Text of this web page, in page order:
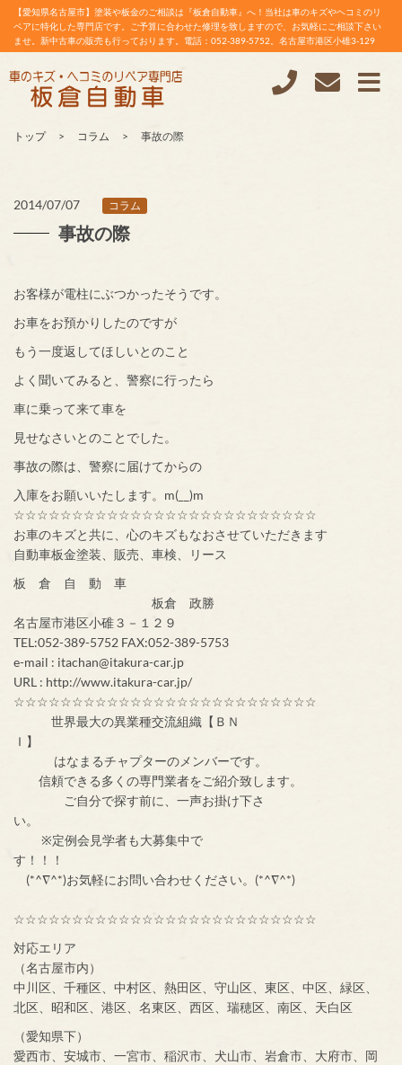
【愛知県名古屋市】塗装や板金のご相談は『板倉自動車』へ！当社は車のキズやヘコミのリ
ペアに特化した専門店です。ご予算に合わせた修理を致しますので、お気軽にご相談下さい
ませ。新中古車の販売も行っております。電話：052-389-5752。名古屋市港区小碓3-129
トップ コラム 事故の際
2014/07/07 コラム
事故の際
お客様が電柱にぶつかったそうです。
お車をお預かりしたのですが
もう一度返してほしいとのこと
よく聞いてみると、警察に行ったら
車に乗って来て車を
見せなさいとのことでした。
事故の際は、警察に届けてからの
入庫をお願いいたします。m(__)m
☆☆☆☆☆☆☆☆☆☆☆☆☆☆☆☆☆☆☆☆☆☆☆☆☆☆
お車のキズと共に、心のキズもなおさせていただきます
自動車板金塗装、販売、車検、リース
板 倉 自 動 車
板倉 政勝
名古屋市港区小碓３－１２９
TEL:052-389-5752 FAX:052-389-5753
e-mail : itachan@itakura-car.jp
URL : http://www.itakura-car.jp/
☆☆☆☆☆☆☆☆☆☆☆☆☆☆☆☆☆☆☆☆☆☆☆☆☆☆
世界最大の異業種交流組織【ＢＮ
Ｉ】
はなまるチャプターのメンバーです。
信頼できる多くの専門業者をご紹介致します。
ご自分で探す前に、一声お掛け下さ
い。
※定例会見学者も大募集中で
す！！！
(*^∇^*)お気軽にお問い合わせください。(*^∇^*)
☆☆☆☆☆☆☆☆☆☆☆☆☆☆☆☆☆☆☆☆☆☆☆☆☆☆
対応エリア
（名古屋市内）
中川区、千種区、中村区、熱田区、守山区、東区、中区、緑区、
北区、昭和区、港区、名東区、西区、瑞穂区、南区、天白区
（愛知県下）
愛西市、安城市、一宮市、稲沢市、犬山市、岩倉市、大府市、岡